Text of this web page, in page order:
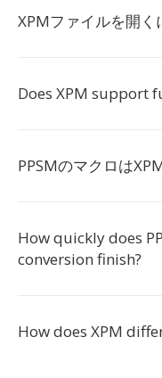
XPMファイルを開く
Does XPM support
PPSMのマクロは
How quickly does
conversion finish?
How does XPM